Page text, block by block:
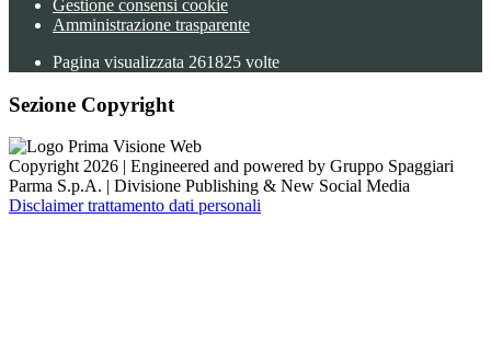
Gestione consensi cookie
Amministrazione trasparente
Pagina visualizzata 261825 volte
Sezione Copyright
Copyright 2026 | Engineered and powered by Gruppo Spaggiari
Parma S.p.A. | Divisione Publishing & New Social Media
Disclaimer trattamento dati personali